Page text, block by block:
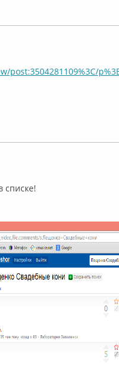
post:3504281109%3C/
списке!